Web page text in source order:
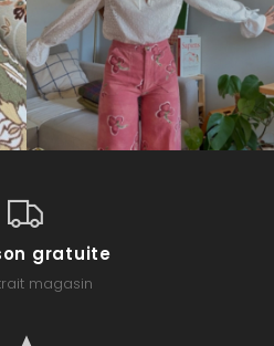
gratuite
magasin